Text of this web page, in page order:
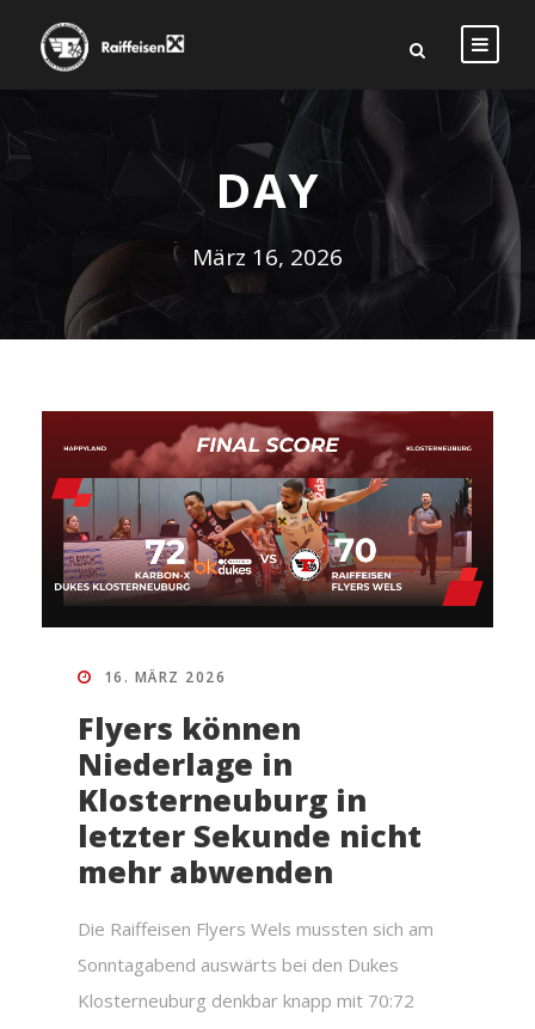
DAY
März 16, 2026
16. MÄRZ 2026
Flyers können
Niederlage in
Klosterneuburg in
letzter Sekunde nicht
mehr abwenden
Die Raiffeisen Flyers Wels mussten sich am
Sonntagabend auswärts bei den Dukes
Klosterneuburg denkbar knapp mit 70:72